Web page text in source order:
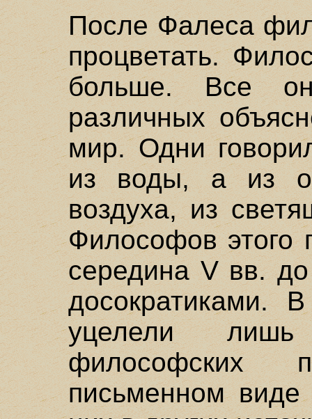
После Фалеса
процветать.
больше. Все
различных
мир. Одни
из воды, а из
воздуха, из
Философов этого
середина V вв.
досократиками.
уцелели
философских
письменном